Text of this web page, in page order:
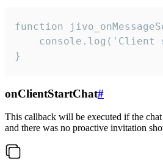
function
console.log('Client
}
onClientStartChat#
This callback will be executed if the
and there was no proactive invitation